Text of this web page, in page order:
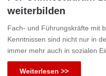
weiterbilden
Fach- und Führungskräfte mit
Kenntnissen sind nicht nur in
immer mehr auch in sozialen
Weiterlesen >>